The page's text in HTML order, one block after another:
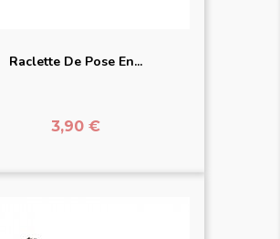
Raclette De Pose En...
Prix
3,90 €